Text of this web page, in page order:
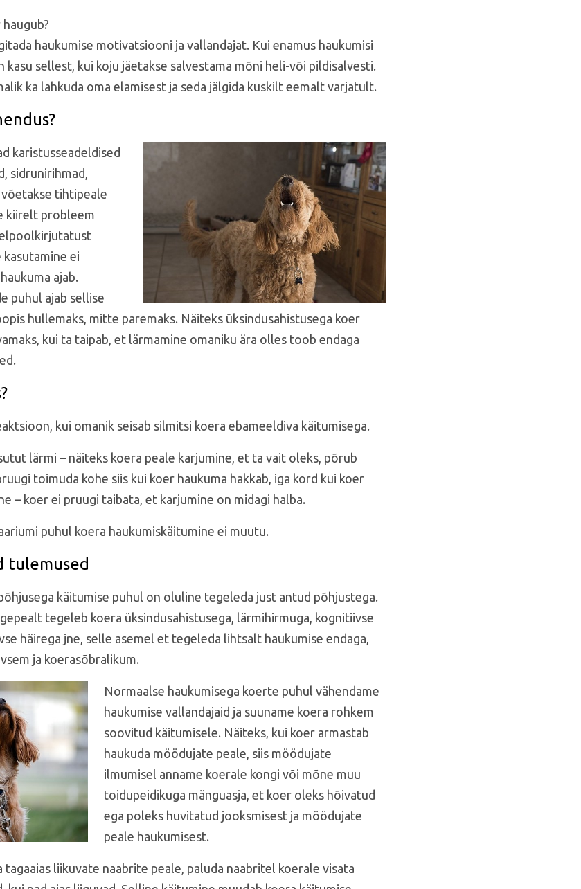
haukumise motivatsiooni ja vallandajat. Kui enamus haukumisi
kasu sellest, kui koju jäetakse salvestama mõni heli-või pildisalvesti.
ka lahkuda oma elamisest ja seda jälgida kuskilt eemalt varjatult.
karistusseadeldised
sidrunirihmad,
tihtipeale
kiirelt probleem
kasutamine ei
ajab.
puhul ajab sellise
hullemaks, mitte paremaks. Näiteks üksindusahistusega koer
kui ta taipab, et lärmamine omaniku ära olles toob endaga
kui omanik seisab silmitsi koera ebameeldiva käitumisega.
lärmi – näiteks koera peale karjumine, et ta vait oleks, põrub
toimuda kohe siis kui koer haukuma hakkab, iga kord kui koer
– koer ei pruugi taibata, et karjumine on midagi halba.
puhul koera haukumiskäitumine ei muutu.
tulemused
käitumise puhul on oluline tegeleda just antud põhjustega.
tegeleb koera üksindusahistusega, lärmihirmuga, kognitiivse
häirega jne, selle asemel et tegeleda lihtsalt haukumise endaga,
ja koerasõbralikum.
Normaalse haukumisega koerte puhul vähendame
haukumise vallandajaid ja suuname koera rohkem
soovitud käitumisele. Näiteks, kui koer armastab
haukuda möödujate peale, siis möödujate
ilmumisel anname koerale kongi või mõne muu
toidupeidikuga mänguasja, et koer oleks hõivatud
ega poleks huvitatud jooksmisest ja möödujate
peale haukumisest.
tagaaias liikuvate naabrite peale, paluda naabritel koerale visata